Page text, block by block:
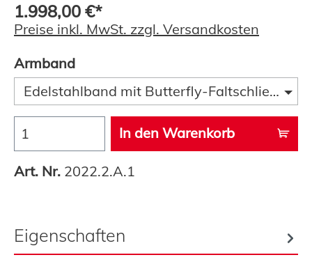
1.998,00 €*
Preise inkl. MwSt. zzgl. Versandkosten
Armband
Edelstahlband mit Butterfly-Faltschließe,
In den Warenkorb
Art. Nr. 2022.2.A.1
Eigenschaften